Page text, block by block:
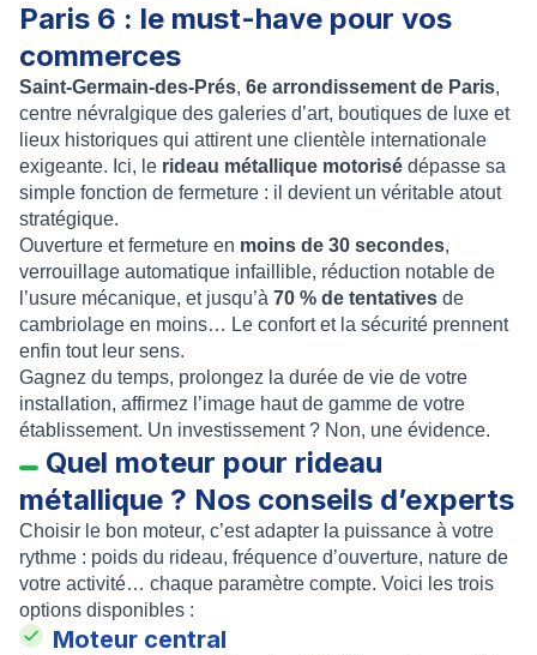
Paris 6 : le must-have pour vos
commerces
Saint-Germain-des-Prés, 6e arrondissement de Paris,
centre névralgique des galeries d’art, boutiques de luxe et
lieux historiques qui attirent une clientèle internationale
exigeante. Ici, le rideau métallique motorisé dépasse sa
simple fonction de fermeture : il devient un véritable atout
stratégique.
Ouverture et fermeture en moins de 30 secondes,
verrouillage automatique infaillible, réduction notable de
l’usure mécanique, et jusqu’à 70 % de tentatives de
cambriolage en moins… Le confort et la sécurité prennent
enfin tout leur sens.
Gagnez du temps, prolongez la durée de vie de votre
installation, affirmez l’image haut de gamme de votre
établissement. Un investissement ? Non, une évidence.
Quel moteur pour rideau
métallique ? Nos conseils d’experts
Choisir le bon moteur, c’est adapter la puissance à votre
rythme : poids du rideau, fréquence d’ouverture, nature de
votre activité… chaque paramètre compte. Voici les trois
options disponibles :
Moteur central